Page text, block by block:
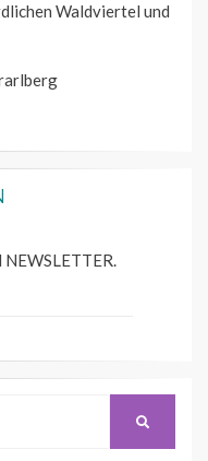
Waldviertel und
NEWSLETTER.